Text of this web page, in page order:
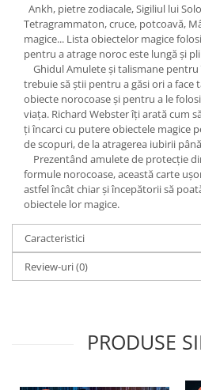
Supă de pui pentru suflet
Yoga
Oracol
Spiritualitate şi ştiinţă
Fără categorie
Cunoaștere
Ankh, pietre zodiacale, Sigiliul lui
Tetragrammaton, cruce, potcoavă,
magice... Lista obiectelor magice
pentru a atrage noroc este lungă şi
Ghidul Amulete şi talismane
trebuie să ştii pentru a găsi ori a face
obiecte norocoase şi pentru a le
viaţa. Richard Webster îţi arată cum
ţi încarci cu putere obiectele magice
de scopuri, de la atragerea iubirii
Prezentând amulete de protecţie
formule norocoase, această carte
astfel încât chiar şi începătorii să
obiectele lor magice.
Caracteristici
Review-uri(0)
PRODUSE